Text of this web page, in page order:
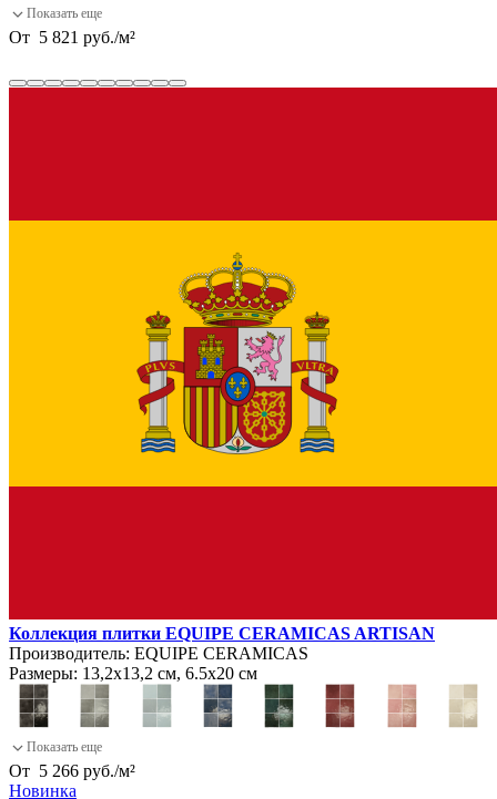
От 5 821 руб./м²
Коллекция плитки EQUIPE CERAMICAS ARTISAN
Производитель: EQUIPE CERAMICAS
Размеры: 13,2х13,2 см, 6.5х20 см
От 5 266 руб./м²
Новинка